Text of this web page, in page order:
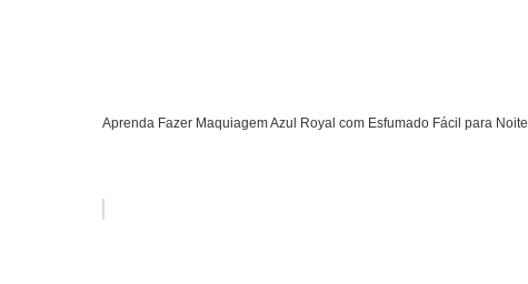
Aprenda Fazer Maquiagem Azul Royal com Esfumado Fácil para Noite